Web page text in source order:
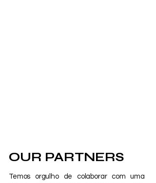
OUR PARTNERS
Temos orgulho de colaborar com uma